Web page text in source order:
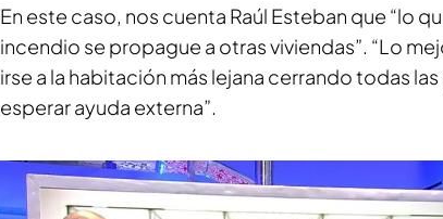
En este caso, nos cuenta Raúl Esteban que “lo
incendio se propague a otras viviendas”. “Lo
irse a la habitación más lejana cerrando todas
esperar ayuda externa”.